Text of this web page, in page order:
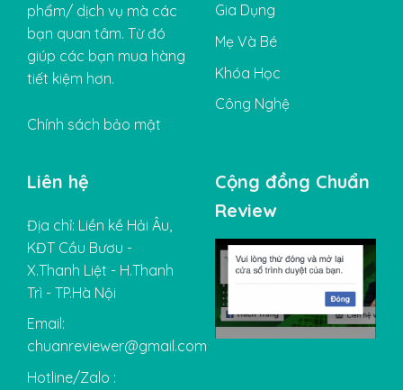
phẩm/ dịch vụ mà các
bạn quan tâm. Từ đó
giúp các bạn mua hàng
tiết kiệm hơn.
Chính sách bảo mật
Gia Dụng
Mẹ Và Bé
Khóa Học
Công Nghệ
Liên hệ
Địa chỉ: Liền kề Hải Âu,
KĐT Cầu Bươu -
X.Thanh Liệt - H.Thanh
Trì - TP.Hà Nội
Email:
chuanreviewer@gmail.com
Hotline/Zalo :
Cộng đồng Chuẩn
Review